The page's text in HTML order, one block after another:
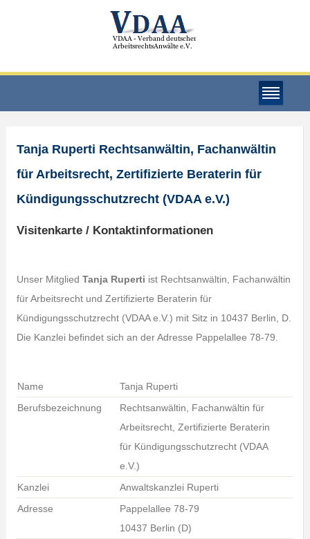
Tanja Ruperti Rechtsanwältin, Fachanwältin
für Arbeitsrecht, Zertifizierte Beraterin für
Kündigungsschutzrecht (VDAA e.V.)
Visitenkarte / Kontaktinformationen
Unser Mitglied Tanja Ruperti ist Rechtsanwältin, Fachanwältin
für Arbeitsrecht und Zertifizierte Beraterin für
Kündigungsschutzrecht (VDAA e.V.) mit Sitz in 10437 Berlin, D.
Die Kanzlei befindet sich an der Adresse Pappelallee 78-79.
Name
Tanja Ruperti
Berufsbezeichnung
Rechtsanwältin, Fachanwältin für
Arbeitsrecht, Zertifizierte Beraterin
für Kündigungsschutzrecht (VDAA
e.V.)
Kanzlei
Anwaltskanzlei Ruperti
Adresse
Pappelallee 78-79
10437 Berlin (D)